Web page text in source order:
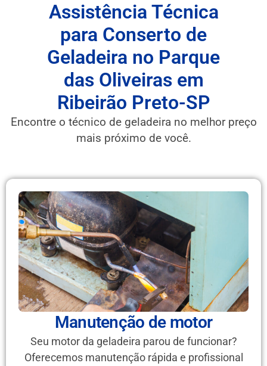
Assistência Técnica
para Conserto de
Geladeira no Parque
das Oliveiras em
Ribeirão Preto-SP
Encontre o técnico de geladeira no melhor preço
mais próximo de você.
Manutenção de motor
Seu motor da geladeira parou de funcionar?
Oferecemos manutenção rápida e profissional